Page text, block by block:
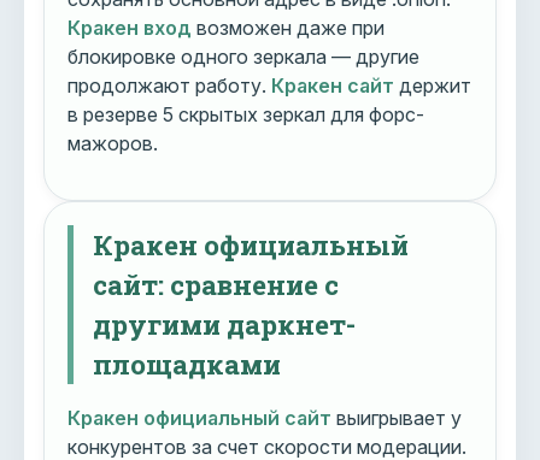
Кракен вход возможен даже при
блокировке одного зеркала — другие
продолжают работу. Кракен сайт держит
в резерве 5 скрытых зеркал для форс-
мажоров.
Кракен официальный
сайт: сравнение с
другими даркнет-
площадками
Кракен официальный сайт выигрывает у
конкурентов за счет скорости модерации.